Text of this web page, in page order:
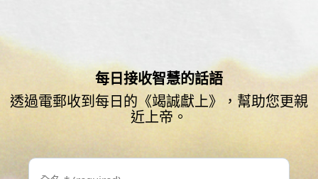
每日接收智慧的話語
透過電郵收到每日的《竭誠獻上》，幫助您更親
近上帝。